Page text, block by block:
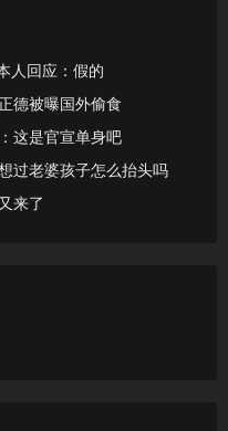
人回应：假的
德被曝国外偷食
这是官宣单身吧
过老婆孩子怎么抬头吗
来了